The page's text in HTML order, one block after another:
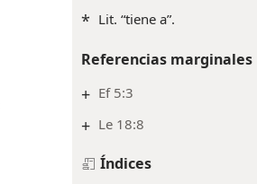
* Lit. “tiene a”.
Referencias marginales
+ Ef 5:3
+ Le 18:8
Índices